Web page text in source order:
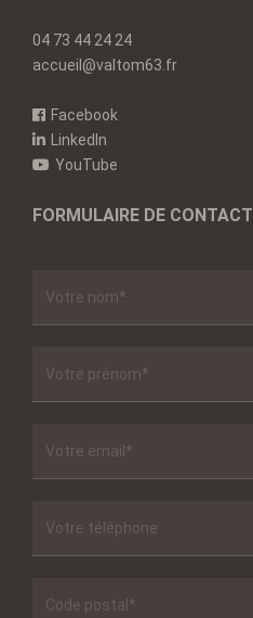
04 73 44 24 24
accueil@valtom63.fr
Facebook
LinkedIn
YouTube
FORMULAIRE DE CONTACT